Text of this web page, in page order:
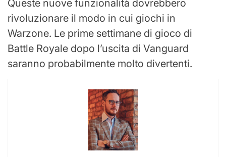
Queste nuove funzionalità dovrebbero
rivoluzionare il modo in cui giochi in
Warzone. Le prime settimane di gioco di
Battle Royale dopo l’uscita di Vanguard
saranno probabilmente molto divertenti.